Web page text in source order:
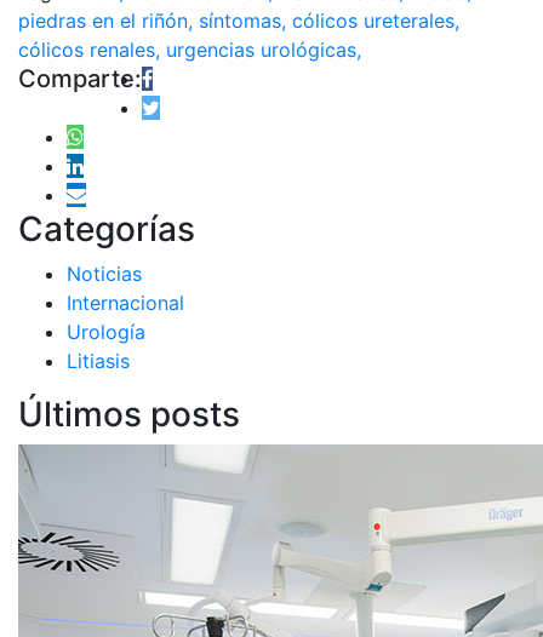
piedras en el riñón, síntomas, cólicos ureterales,
cólicos renales, urgencias urológicas,
Comparte:
Categorías
Noticias
Internacional
Urología
Litiasis
Últimos posts